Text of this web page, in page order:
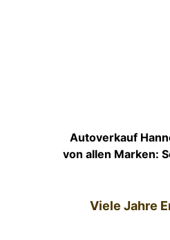
Autoverkauf
von allen Marken:
Viele Jahre